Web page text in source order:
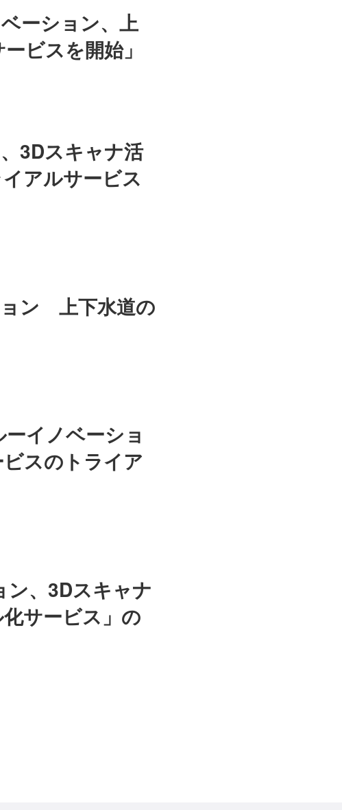
ーション、上
ビスを開始」
3Dスキャナ活
アルサービス
ン 上下水道の
イノベーショ
スのトライア
、3Dスキャナ
サービス」の